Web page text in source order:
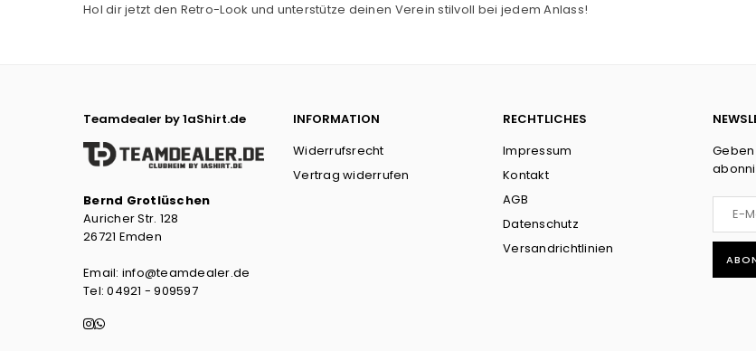
Hol dir jetzt den Retro-Look und unterstütze deinen Verein stilvoll bei jedem Anlass!
Teamdealer by 1aShirt.de
Bernd Grotlüschen
Auricher Str. 128
26721 Emden
Email: info@teamdealer.de
Tel: 04921 - 909597
Instagram
Whatsapp
INFORMATION
Widerrufsrecht
Vertrag widerrufen
RECHTLICHES
Impressum
Kontakt
AGB
Datenschutz
Versandrichtlinien